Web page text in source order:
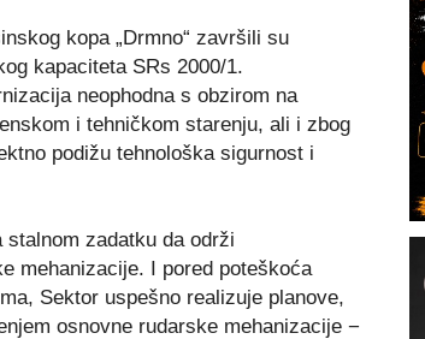
kopa „Drmno“ završili su
kapaciteta SRs 2000/1.
neophodna s obzirom na
i tehničkom starenju, ali i zbog
podižu tehnološka sigurnost i
stalnom zadatku da održi
mehanizacije. I pored poteškoća
Sektor uspešno realizuje planove,
osnovne rudarske mehanizacije −